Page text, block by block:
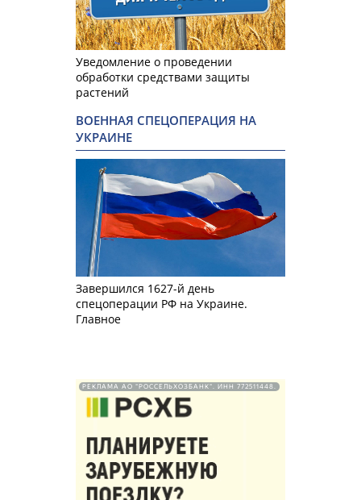
Уведомление о проведении
обработки средствами защиты
растений
ВОЕННАЯ СПЕЦОПЕРАЦИЯ НА
УКРАИНЕ
Завершился 1627-й день
спецоперации РФ на Украине.
Главное
РЕКЛАМА АО "РОССЕЛЬХОЗБАНК". ИНН 772511448.